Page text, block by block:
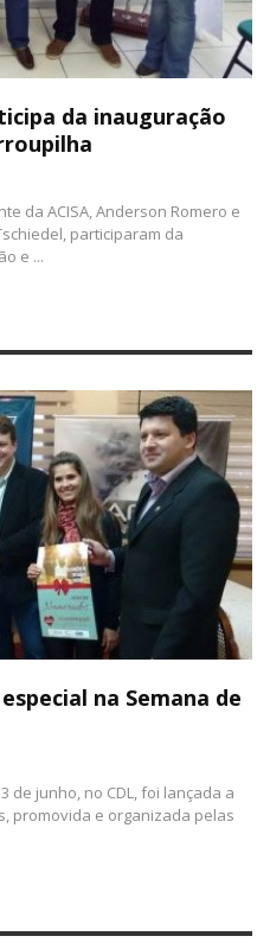
da inauguração
da ACISA, Anderson Romero e
participaram da
e ...
na Semana de
de junho, no CDL, foi lançada a
promovida e organizada pelas